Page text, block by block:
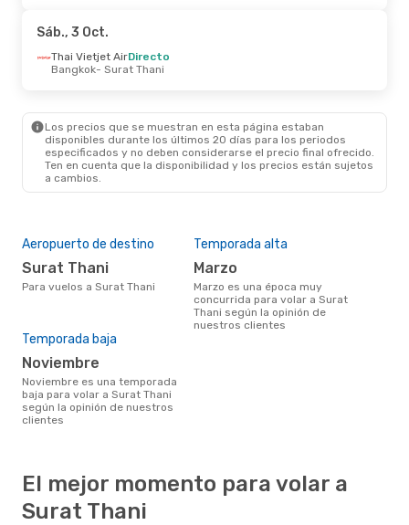
Sáb., 3 Oct.
Thai Vietjet AirDirecto
Bangkok- Surat Thani
Los precios que se muestran en esta página estaban
disponibles durante los últimos 20 días para los periodos
especificados y no deben considerarse el precio final ofrecido.
Ten en cuenta que la disponibilidad y los precios están sujetos
a cambios.
Aeropuerto de destino
Surat Thani
Para vuelos a Surat Thani
Temporada alta
marzo
marzo es una época muy
concurrida para volar a Surat
Thani según la opinión de
nuestros clientes
Temporada baja
noviembre
noviembre es una temporada
baja para volar a Surat Thani
según la opinión de nuestros
clientes
El mejor momento para volar a
Surat Thani